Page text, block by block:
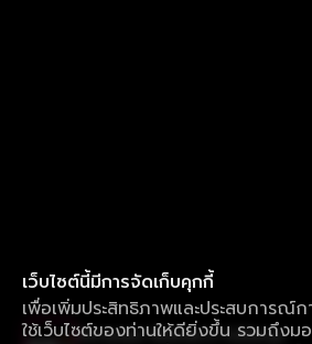
เว็บไซต์นี้มีการจัดเก็บคุกกี้
เพื่อเพิ่มประสิทธิภาพและประสบการณ์ก
ใช้เว็บไซต์ของท่านให้ดียิ่งขึ้น รวมถึงม
ใช้งานแอป ลื่นไหลกว่า ไม่มีสะดุด